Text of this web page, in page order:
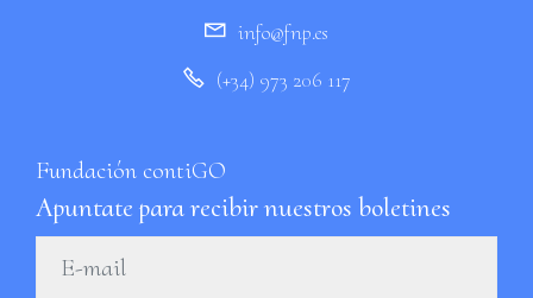
info@fnp.es
(+34) 973 206 117
Fundación contiGO
Apuntate para recibir nuestros boletines